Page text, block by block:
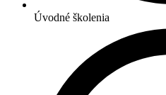
Úvodné školenia